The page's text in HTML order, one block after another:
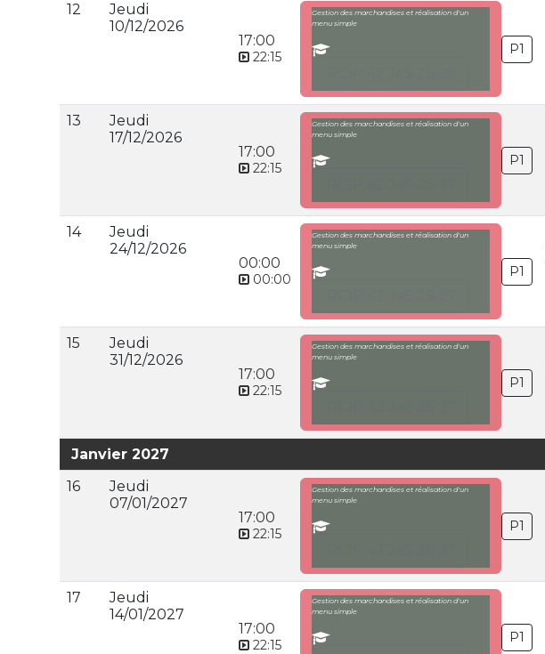
12
Jeudi
10/12/2026
17:00
22:15
Gestion des marchandises et réalisation d'un
menu simple
P1
13
Jeudi
17/12/2026
17:00
22:15
Gestion des marchandises et réalisation d'un
menu simple
P1
14
Jeudi
24/12/2026
00:00
00:00
Gestion des marchandises et réalisation d'un
menu simple
P1
15
Jeudi
31/12/2026
17:00
22:15
Gestion des marchandises et réalisation d'un
menu simple
P1
Janvier 2027
16
Jeudi
07/01/2027
17:00
22:15
Gestion des marchandises et réalisation d'un
menu simple
P1
17
Jeudi
14/01/2027
17:00
22:15
Gestion des marchandises et réalisation d'un
menu simple
P1